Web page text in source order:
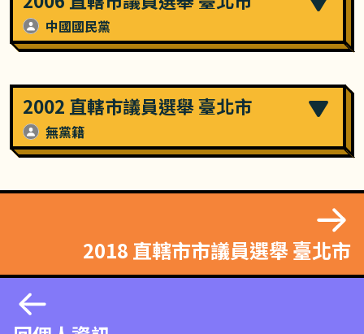
中國國民黨
2002 直轄市議員選舉 臺北市
無黨籍
2018 直轄市市議員選舉 臺北市